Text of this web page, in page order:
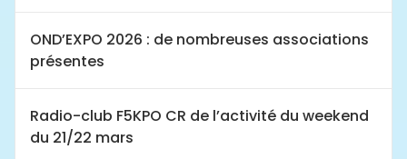
OND’EXPO 2026 : de nombreuses associations
présentes
Radio-club F5KPO CR de l’activité du weekend
du 21/22 mars